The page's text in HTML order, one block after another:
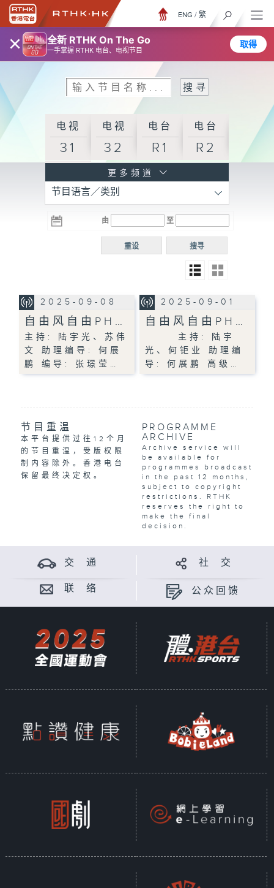
× 全新 RTHK On The Go
一手掌握 RTHK 电台、电视节目
取得
ENG / 繁
电视
31
电视
32
电台
R1
电台
R2
R3
电台 电台
R5
电台
普通
更多频道
节目语言／类别
由 至
搜寻
重设
2025-09-08
自由风自由PH…
主持: 陆宇光、苏伟
文 助理编导: 何展
鹏 编导: 张璟莹…
2025-09-01
自由风自由PH…
主持: 陆宇
光、何钜业 助理编
导: 何展鹏 高级…
节目重温
本平台提供过往12个月
的节目重温，受版权限
制内容除外。香港电台
保留最终决定权。
PROGRAMME
ARCHIVE
Archive service will
be available for
programmes broadcast
in the past 12 months,
subject to copyright
restrictions. RTHK
reserves the right to
make the final
decision.
交 通 社 交
联 络 公众回馈